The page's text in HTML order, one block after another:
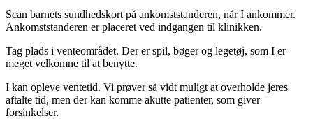
Scan barnets sundhedskort på ankomststanderen, når I ankommer.
Ankomststanderen er placeret ved indgangen til klinikken.
Tag plads i venteområdet. Der er spil, bøger og legetøj, som I er
meget velkomne til at benytte.
I kan opleve ventetid. Vi prøver så vidt muligt at overholde jeres
aftalte tid, men der kan komme akutte patienter, som giver
forsinkelser.